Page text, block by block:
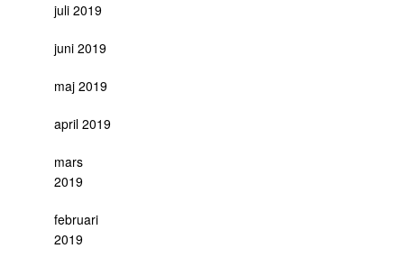
juli 2019
juni 2019
maj 2019
april 2019
mars
2019
februari
2019